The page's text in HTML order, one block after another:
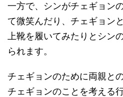
一方で、シンがチェギョン
て微笑んだり、チェギョン
上靴を履いてみたりとシン
られます。
チェギョンのために両親と
チェギョンのことを考える